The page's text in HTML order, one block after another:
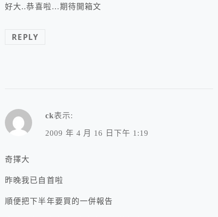
好大..恭喜啦…期待開箱文
REPLY
ck表示:
2009 年 4 月 16 日下午 1:19
奇擇大
昨晚我已自首啦
順便把下半年要買的一併報告